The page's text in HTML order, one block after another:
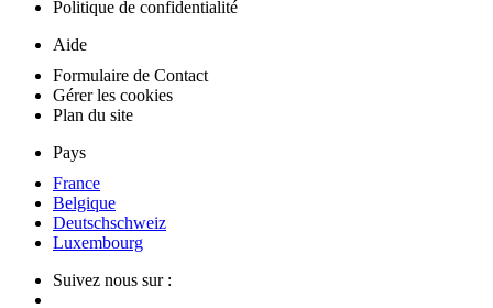
Politique de confidentialité
Aide
Formulaire de Contact
Gérer les cookies
Plan du site
Pays
France
Belgique
Deutschschweiz
Luxembourg
Suivez nous sur :